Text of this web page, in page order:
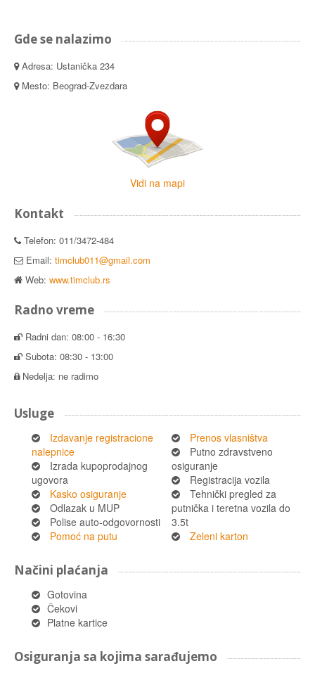
Gde se nalazimo
Adresa: Ustanička 234
Mesto: Beograd-Zvezdara
Vidi na mapi
Kontakt
Telefon: 011/3472-484
Email: timclub011@gmail.com
Web: www.timclub.rs
Radno vreme
Radni dan: 08:00 - 16:30
Subota: 08:30 - 13:00
Nedelja: ne radimo
Usluge
Izdavanje registracione
nalepnice
Izrada kupoprodajnog
ugovora
Kasko osiguranje
Odlazak u MUP
Polise auto-odgovornosti
Pomoć na putu
Prenos vlasništva
Putno zdravstveno
osiguranje
Registracija vozila
Tehnički pregled za
putnička i teretna vozila do
3.5t
Zeleni karton
Načini plaćanja
Gotovina
Čekovi
Platne kartice
Osiguranja sa kojima sarađujemo